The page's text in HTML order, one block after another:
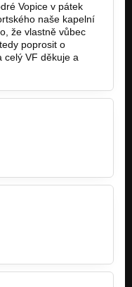
Vopice v pátek
naše kapelní
že vlastně vůbec
poprosit o
celý VF děkuje a